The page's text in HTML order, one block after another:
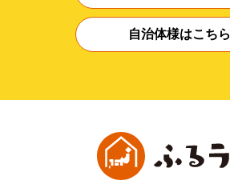
自治体様はこちら